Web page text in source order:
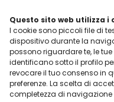
Questo sito web utilizza i
I cookie sono piccoli file di
dispositivo durante la
possono riguardare te, le
identificano sotto il profilo
revocare il tuo consenso in
preferenze. La scelta di
completezza di navigazione